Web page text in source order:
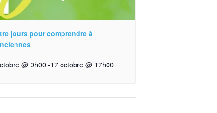
jours pour comprendre à
@ 9h00-17 octobre @ 17h00